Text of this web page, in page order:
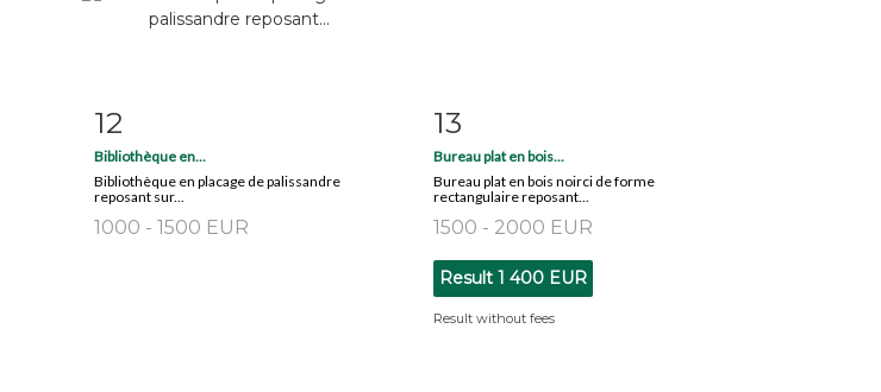
12
Bibliothèque en...
Bibliothèque en placage de palissandre
reposant sur...
1000 - 1500 EUR
13
Bureau plat en bois...
Bureau plat en bois noirci de forme
rectangulaire reposant...
1500 - 2000 EUR
Result 1 400 EUR
Result without fees